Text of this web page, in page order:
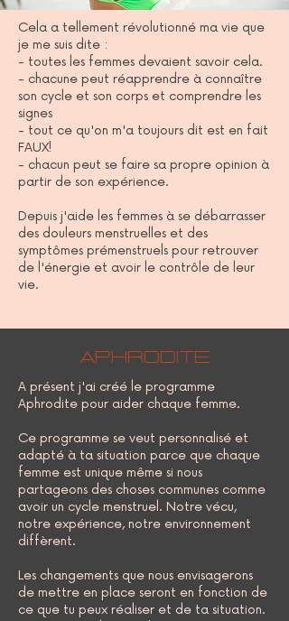
Cela a tellement révolutionné ma vie que
je me suis dite :
- toutes les femmes devaient savoir cela.
- chacune peut réapprendre à connaître
son cycle et son corps et comprendre les
signes
- tout ce qu'on m'a toujours dit est en fait
FAUX!
- chacun peut se faire sa propre opinion à
partir de son expérience.
Depuis j'aide les femmes à se débarrasser
des douleurs menstruelles et des
symptômes prémenstruels pour retrouver
de l'énergie et avoir le contrôle de leur
vie.
Aphrodite
A présent j'ai créé le programme
Aphrodite pour aider chaque femme.
Ce programme se veut personnalisé et
adapté à ta situation parce que chaque
femme est unique même si nous
partageons des choses communes comme
avoir un cycle menstruel. Notre vécu,
notre expérience, notre environnement
diffèrent.
Les changements que nous envisagerons
de mettre en place seront en fonction de
ce que tu peux réaliser et de ta situation.